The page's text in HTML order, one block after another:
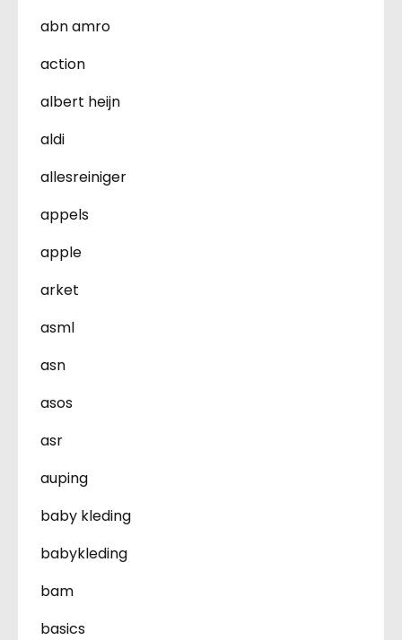
abn amro
action
albert heijn
aldi
allesreiniger
appels
apple
arket
asml
asn
asos
asr
auping
baby kleding
babykleding
bam
basics